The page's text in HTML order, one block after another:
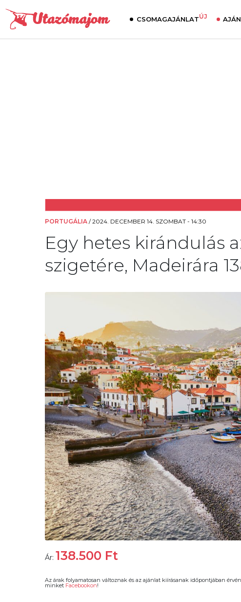
CSOMAGAJÁNLATÚJ
PORTUGÁLIA /2024. DECEMBER 14. SZOMBAT - 14:30
Egy hetes kirándulás
szigetére, Madeirára
Ár: 138.500 Ft
Az árak folyamatosan változnak és az ajánlat kiírásanak időpontjában
minket Facebookon!